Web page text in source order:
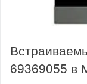
69369055 в